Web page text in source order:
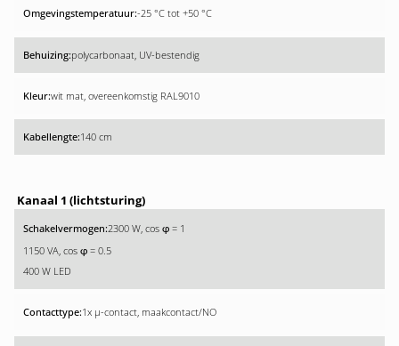
-25 °C tot +50 °C
polycarbonaat, UV-bestendig
wit mat, overeenkomstig RAL9010
140 cm
Kanaal 1 (lichtsturing)
2300 W, cos φ = 1
1150 VA, cos φ = 0.5
400 W LED
1x µ-contact, maakcontact/NO